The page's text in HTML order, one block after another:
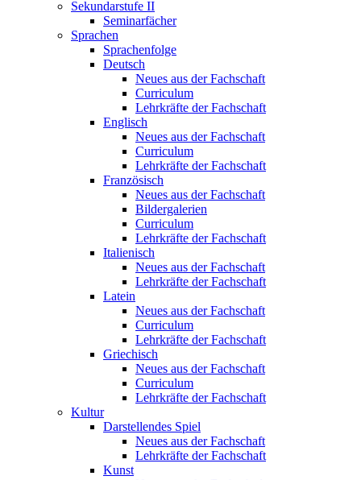
Sekundarstufe II
Seminarfächer
Sprachen
Sprachenfolge
Deutsch
Neues aus der Fachschaft
Curriculum
Lehrkräfte der Fachschaft
Englisch
Neues aus der Fachschaft
Curriculum
Lehrkräfte der Fachschaft
Französisch
Neues aus der Fachschaft
Bildergalerien
Curriculum
Lehrkräfte der Fachschaft
Italienisch
Neues aus der Fachschaft
Lehrkräfte der Fachschaft
Latein
Neues aus der Fachschaft
Curriculum
Lehrkräfte der Fachschaft
Griechisch
Neues aus der Fachschaft
Curriculum
Lehrkräfte der Fachschaft
Kultur
Darstellendes Spiel
Neues aus der Fachschaft
Lehrkräfte der Fachschaft
Kunst